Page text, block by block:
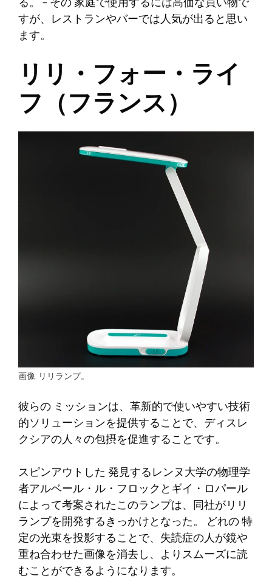
すが、レストランやバーでは人気が出ると思い
ます。
リリ・フォー・ライ
フ（フランス）
画像: リリランプ。
彼らの ミッションは、革新的で使いやすい技術
的ソリューションを提供することで、ディスレ
クシアの人々の包摂を促進することです。
スピンアウトした発見するレンヌ大学の物理学
者アルベール・ル・フロックとギイ・ロパール
によって考案されたこのランプは、同社がリリ
ランプを開発するきっかけとなった。 どれの特
定の光束を投影することで、失読症の人が鏡や
重ね合わせた画像を消去し、よりスムーズに読
むことができるようになります。